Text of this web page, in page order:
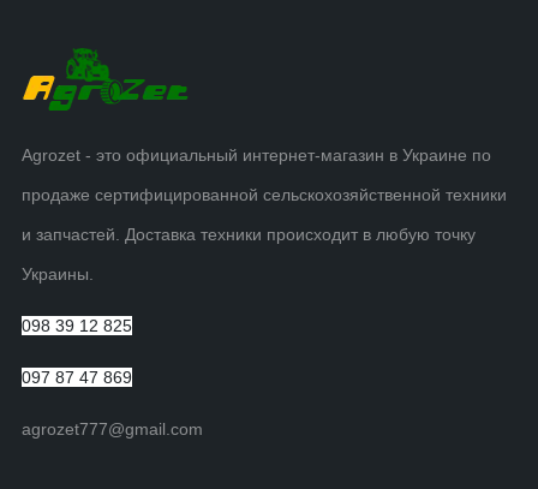
Agrozet - это официальный интернет-магазин в Украине по
продаже сертифицированной сельскохозяйственной техники
и запчастей. Доставка техники происходит в любую точку
Украины.
098 39 12 825
097 87 47 869
agrozet777@gmail.com